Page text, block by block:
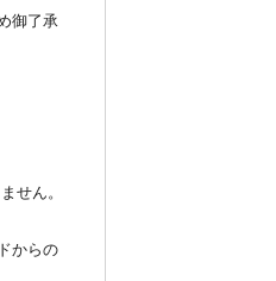
御了承
せん。
からの